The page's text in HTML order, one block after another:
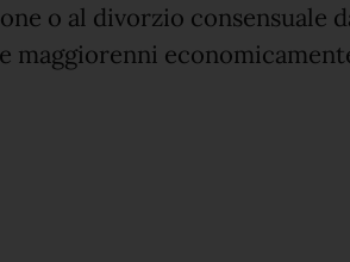
o al divorzio consensuale
maggiorenni